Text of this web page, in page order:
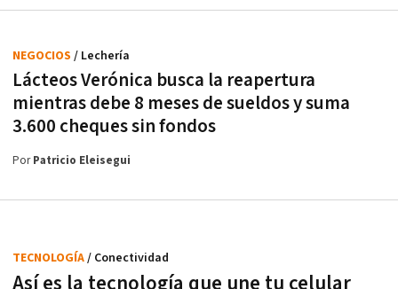
Lácteos Verónica busca la reapertura
mientras debe 8 meses de sueldos y suma
3.600 cheques sin fondos
NEGOCIOS / Lechería
PorPatricio Eleisegui
Así es la tecnología que une tu celular
TECNOLOGÍA/ Conectividad